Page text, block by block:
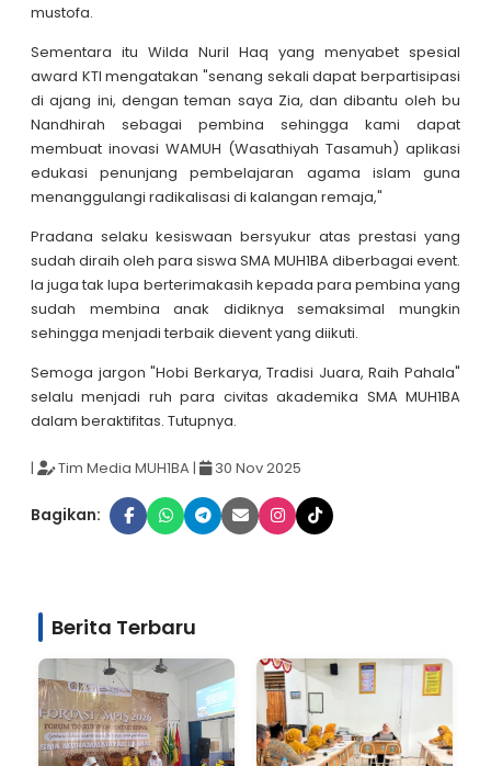
mustofa.
Sementara itu Wilda Nuril Haq yang menyabet spesial
award KTI mengatakan "senang sekali dapat berpartisipasi
di ajang ini, dengan teman saya Zia, dan dibantu oleh bu
Nandhirah sebagai pembina sehingga kami dapat
membuat inovasi WAMUH (Wasathiyah Tasamuh) aplikasi
edukasi penunjang pembelajaran agama islam guna
menanggulangi radikalisasi di kalangan remaja,"
Pradana selaku kesiswaan bersyukur atas prestasi yang
sudah diraih oleh para siswa SMA MUH1BA diberbagai event.
Ia juga tak lupa berterimakasih kepada para pembina yang
sudah membina anak didiknya semaksimal mungkin
sehingga menjadi terbaik dievent yang diikuti.
Semoga jargon "Hobi Berkarya, Tradisi Juara, Raih Pahala"
selalu menjadi ruh para civitas akademika SMA MUH1BA
dalam beraktifitas. Tutupnya.
| Tim Media MUH1BA| 30 Nov 2025
Bagikan:
Berita Terbaru